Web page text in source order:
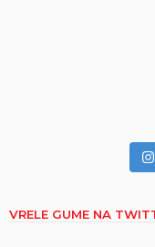
VRELE GUME NA